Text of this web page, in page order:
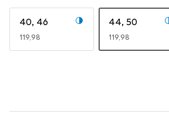
40, 46
EUR
119,98
44, 50
EUR
119,98